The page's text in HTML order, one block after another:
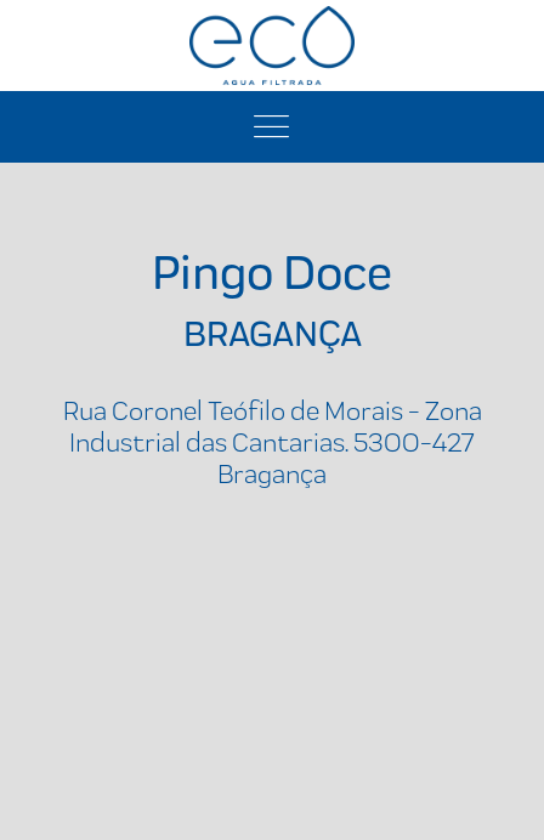
Pingo Doce
BRAGANÇA
Rua Coronel Teófilo de Morais - Zona
Industrial das Cantarias. 5300-427
Bragança